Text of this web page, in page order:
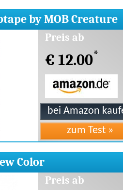
by MOB Creature
Preis ab
€ 12.00*
Color
RollenPreis ab